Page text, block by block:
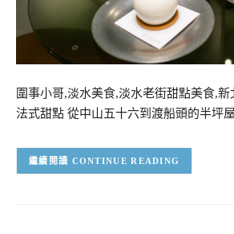
圍事小哥,淡水美食,淡水老街甜點美食,
法式甜點 從中山五十六到渡船頭的半坪
CONTINUE READING